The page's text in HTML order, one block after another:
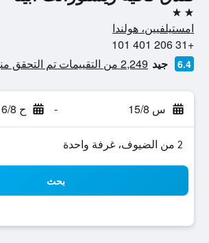
2 نجمتين
امستيلفيين، هولندا
+31 206 401 101
6.4 جيد 2,249 من التقييمات تم التحقق منها
س 15/8 - ح 16/8
2 من الضيوف، غرفة واحدة
بحث